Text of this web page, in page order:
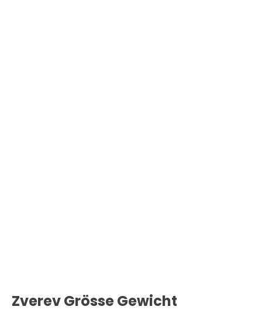
Zverev Grösse Gewicht